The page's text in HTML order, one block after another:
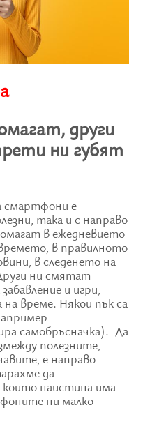
други
ни губят
смартфони е
така и с направо
в ежедневието
в правилното
в следенето на
ни смятат
и игри,
време. Някои пък са
самобръсначка). Да
полезните,
е направо
да
които наистина има
ни малко